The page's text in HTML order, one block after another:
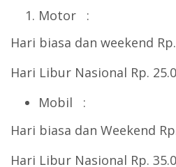
Motor :
Hari biasa dan weekend
Hari Libur Nasional Rp.
Mobil :
Hari biasa dan Weekend
Hari Libur Nasional Rp.